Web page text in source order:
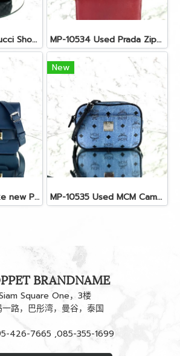
MP-10533 Used Gucci Shoulder Bag GG Black Canvas Shw MP-10534 Used Prada Zippy Medium Wallet In Fuoco Saffiano GHW
MP-10537 Used like new Proenza PS11 Mini
New
MP-10535 Used MCM Camera Bag In Blue Visetos SHW
BRANDNAME
Square One，3楼
路，巴彤湾，曼谷，泰国
426-7665 ,085-355-1699